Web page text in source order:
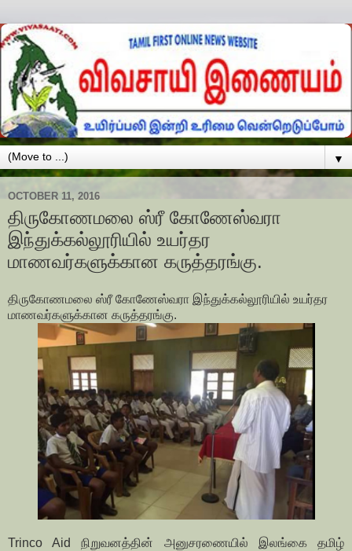
▼
OCTOBER 11, 2016
திருகோணமலை ஸ்ரீ கோணேஸ்வரா
இந்துக்கல்லூரியில் உயர்தர
மாணவர்களுக்கான கருத்தரங்கு.
திருகோணமலை ஸ்ரீ கோணேஸ்வரா இந்துக்கல்லூரியில் உயர்தர
மாணவர்களுக்கான கருத்தரங்கு.
Trinco Aid நிறுவனத்தின் அனுசரணையில் இலங்கை தமிழ்